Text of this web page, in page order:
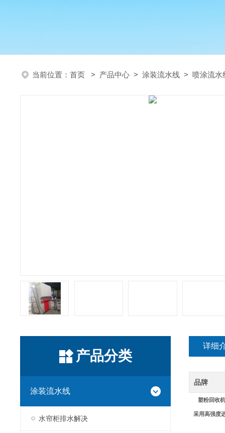
当前位置： 首页 > 产品中心 > 涂装流水线 > 喷涂流水
产品分类
涂装流水线
水帘柜排水解决
详细
品牌
塑粉回收
采用高强度